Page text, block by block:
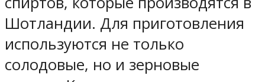
Шотландии. Для приготовления
используются не только
солодовые, но и зерновые